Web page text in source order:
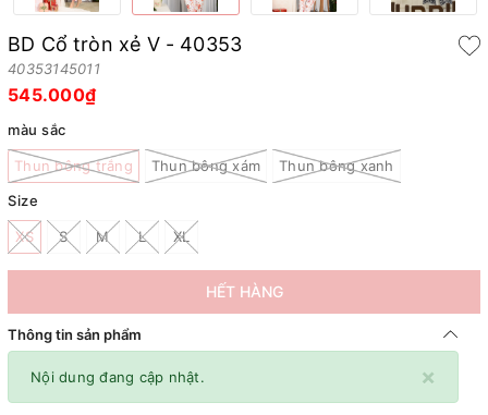
BD Cổ tròn xẻ V - 40353
40353145011
545.000₫
màu sắc
Thun bông trắng Thun bông xám
Thun bông xanh
Size
XS S M L XL
HẾT HÀNG
Thông tin sản phẩm
×
Nội dung đang cập nhật.